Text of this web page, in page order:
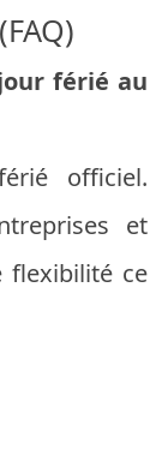
férié au
officiel.
et
flexibilité ce